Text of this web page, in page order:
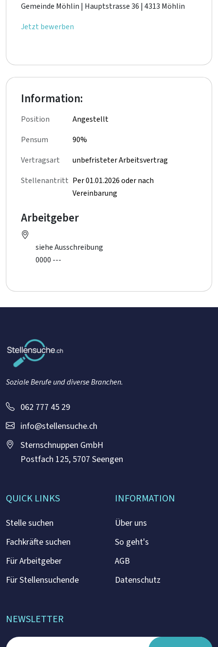
Gemeinde Möhlin | Hauptstrasse 36 | 4313 Möhlin
Jetzt bewerben
Information:
Position
Angestellt
Pensum
90%
Vertragsart
unbefristeter Arbeitsvertrag
Stellenantritt Per 01.01.2026 oder nach
Vereinbarung
Arbeitgeber
siehe Ausschreibung
0000 ---
Soziale Berufe und diverse Branchen.
062 777 45 29
info@stellensuche.ch
Sternschnuppen GmbH
Postfach 125, 5707 Seengen
QUICK LINKS
Stelle suchen
Fachkräfte suchen
Für Arbeitgeber
Für Stellensuchende
INFORMATION
Über uns
So geht's
AGB
Datenschutz
NEWSLETTER